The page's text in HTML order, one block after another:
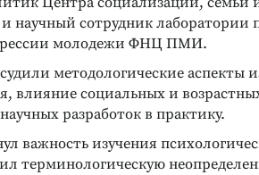
научный сотрудник лаборатории
молодежи ФНЦ ПМИ.
методологические аспекты
влияние социальных и
разработок в практику.
важность изучения
терминологическую